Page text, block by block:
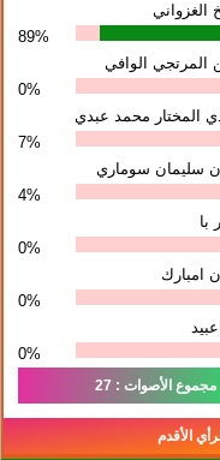
الغزواني
89%
المرتجي الوافي
0%
المختار محمد عبدي
7%
سلیمان سوماري
4%
با
0%
امبارك
0%
0%
مجموع الأصوات : 27
الأقدم